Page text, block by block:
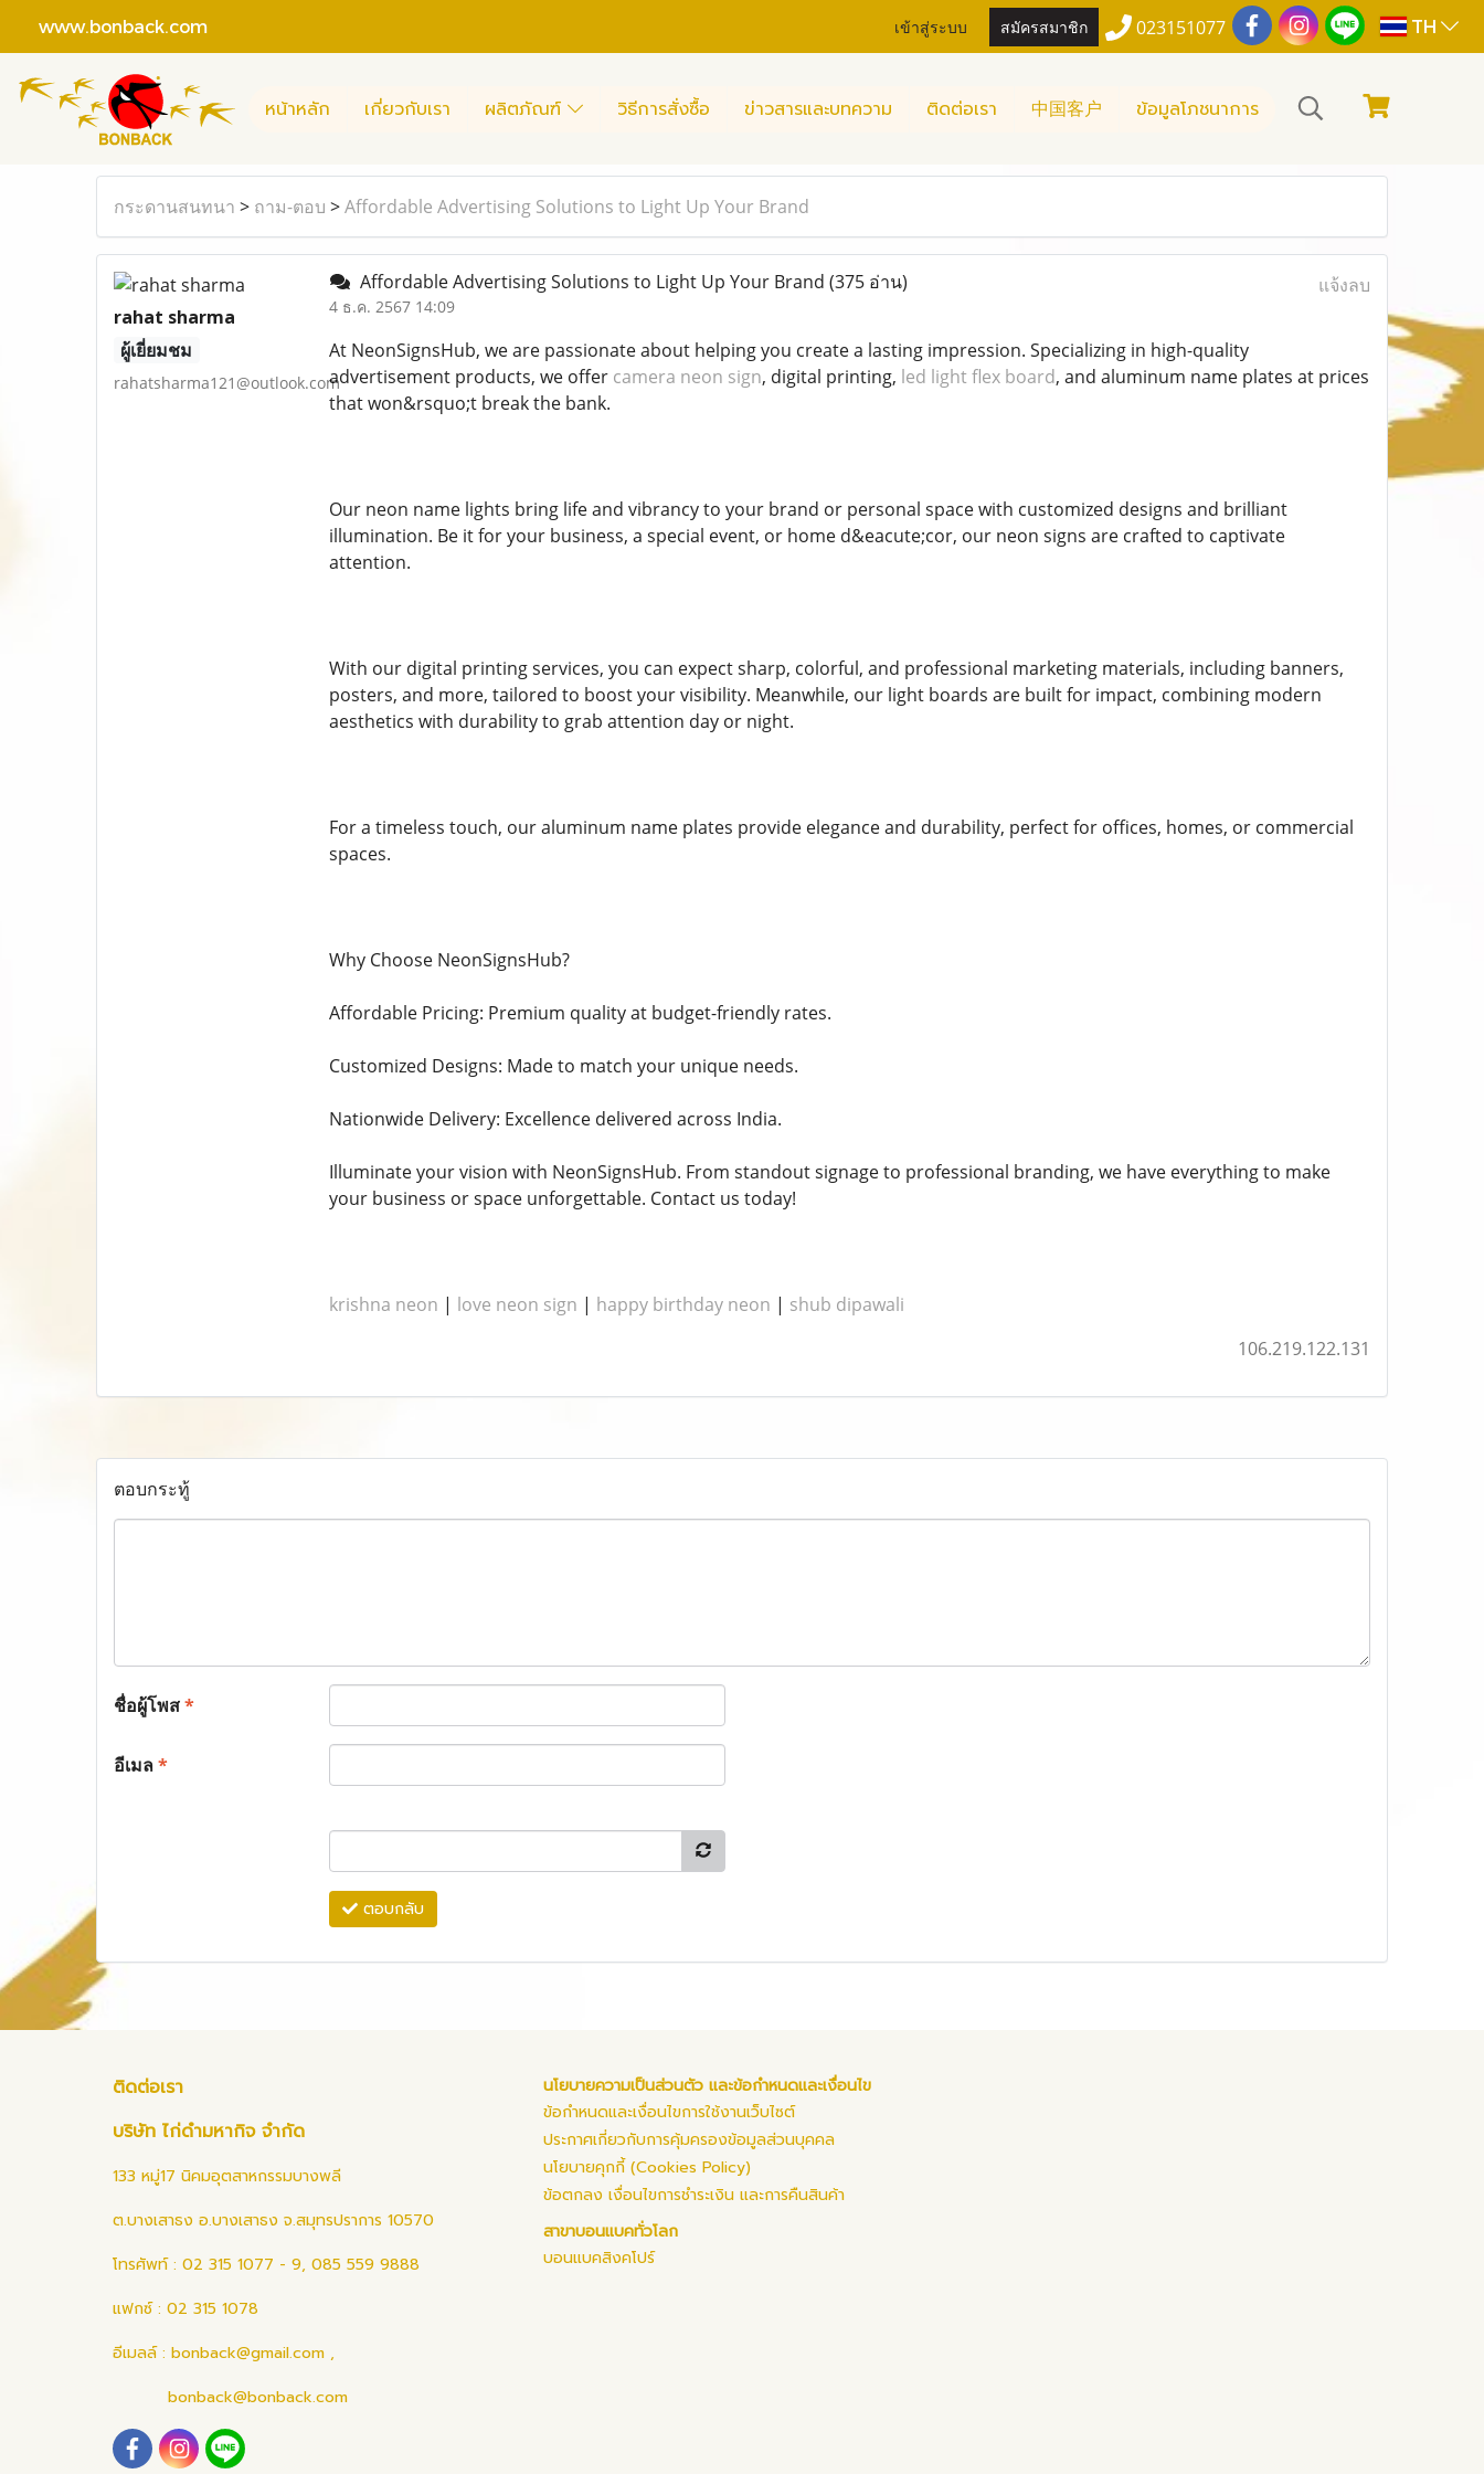
www.bonback.com เข้าสู่ระบบ สมัครสมาชิก 023151077 TH
หน้าหลัก เกี่ยวกับเรา ผลิตภัณฑ์ วิธีการสั่งซื้อ ข่าวสารและบทความ ติดต่อเรา 中国客户 ข้อมูลโภชนาการ
กระดานสนทนา > ถาม-ตอบ >Affordable Advertising Solutions to Light Up Your Brand
rahat sharma
ผู้เยี่ยมชม
rahatsharma121@outlook.com
Affordable Advertising Solutions to Light Up Your Brand (375 อ่าน)
4 ธ.ค. 2567 14:09
แจ้งลบ
At NeonSignsHub, we are passionate about helping you create a lasting impression. Specializing in high-quality
advertisement products, we offer camera neon sign, digital printing, led light flex board, and aluminum name plates at prices
that won&rsquo;t break the bank.
Our neon name lights bring life and vibrancy to your brand or personal space with customized designs and brilliant
illumination. Be it for your business, a special event, or home d&eacute;cor, our neon signs are crafted to captivate
attention.
With our digital printing services, you can expect sharp, colorful, and professional marketing materials, including banners,
posters, and more, tailored to boost your visibility. Meanwhile, our light boards are built for impact, combining modern
aesthetics with durability to grab attention day or night.
For a timeless touch, our aluminum name plates provide elegance and durability, perfect for offices, homes, or commercial
spaces.
Why Choose NeonSignsHub?
Affordable Pricing: Premium quality at budget-friendly rates.
Customized Designs: Made to match your unique needs.
Nationwide Delivery: Excellence delivered across India.
Illuminate your vision with NeonSignsHub. From standout signage to professional branding, we have everything to make
your business or space unforgettable. Contact us today!
krishna neon | love neon sign | happy birthday neon | shub dipawali
106.219.122.131
ตอบกระทู้
ชื่อผู้โพส*
อีเมล*
ตอบกลับ
ติดต่อเรา
บริษัท ไก่ดำมหากิจ จำกัด
133 หมู่17 นิคมอุตสาหกรรมบางพลี
ต.บางเสาธง อ.บางเสาธง จ.สมุทรปราการ 10570
โทรศัพท์ : 02 315 1077 - 9, 085 559 9888
แฟกซ์ : 02 315 1078
อีเมลล์ : bonback@gmail.com ,
bonback@bonback.com
นโยบายความเป็นส่วนตัว และข้อกำหนดและเงื่อนไข
ข้อกำหนดและเงื่อนไขการใช้งานเว็บไซต์
ประกาศเกี่ยวกับการคุ้มครองข้อมูลส่วนบุคคล
นโยบายคุกกี้ (Cookies Policy)
ข้อตกลง เงื่อนไขการชำระเงิน และการคืนสินค้า
สาขาบอนแบคทั่วโลก
บอนแบคสิงคโปร์